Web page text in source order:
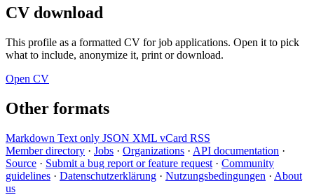
CV download
This profile as a formatted CV for job applications. Open it to pick
what to include, anonymize it, print or download.
Open CV
Other formats
Markdown Text only JSON XML vCard RSS
Member directory · Jobs · Organizations · API documentation ·
Source · Submit a bug report or feature request · Community
guidelines · Datenschutzerklärung · Nutzungsbedingungen · About
us